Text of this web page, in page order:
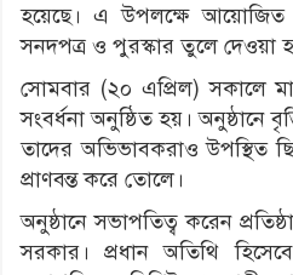
হয়েছে। এ উপলক্ষে আয়োজিত
সনদপত্র ও পুরস্কার তুলে দেওয়া
সোমবার (২০ এপ্রিল) সকালে
সংবর্ধনা অনুষ্ঠিত হয়। অনুষ্ঠানে
তাদের অভিভাবকরাও উপস্থিত
প্রাণবন্ত করে তোলে।
অনুষ্ঠানে সভাপতিত্ব করেন
সরকার। প্রধান অতিথি হিসেবে